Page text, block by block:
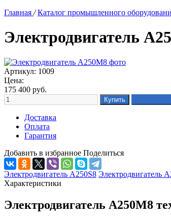
Главная / Каталог промышленного
Электродвигатель
Артикул: 1009
Цена:
175 400 руб.
Доставка
Оплата
Гарантия
Добавить в избранное Поделиться
Электродвигатель А250S8 Электродвигатель
Характеристики
Электродвигатель А250М8